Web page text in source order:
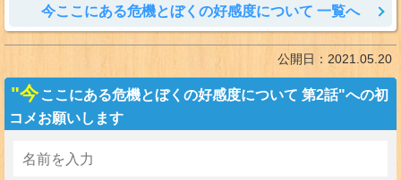
今ここにある危機とぼくの好感度について 一覧へ
公開日： 2021.05.20
"今 ここにある危機とぼくの好感度について 第2話"への初
コメお願いします